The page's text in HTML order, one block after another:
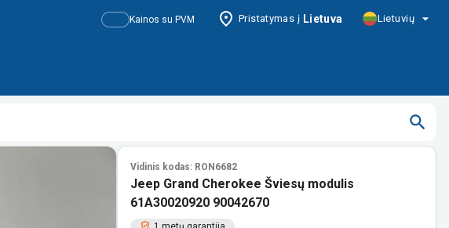
Kainos su PVM Pristatymas į Lietuva Lietuvių
Vidinis kodas: RON6682
Jeep Grand Cherokee Šviesų modulis
61A30020920 90042670